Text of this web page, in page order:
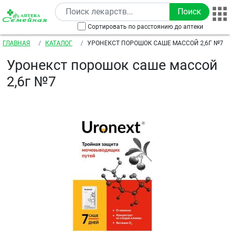
Перейти к основному содержанию
Сортировать по расстоянию до аптеки
Строка навигации
ГЛАВНАЯ КАТАЛОГ УРОНЕКСТ ПОРОШОК САШЕ МАССОЙ 2,6Г №7
Уронекст порошок саше массой
2,6г №7